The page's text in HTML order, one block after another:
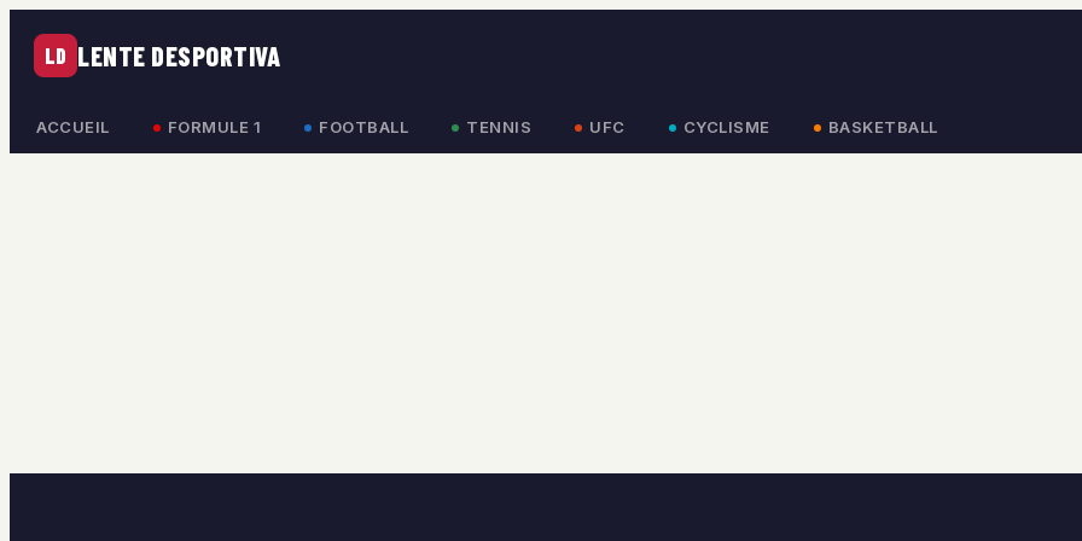
LD LENTE DESPORTIVA
ACCUEIL FORMULE 1 FOOTBALL TENNIS UFC CYCLISME BASKETBALL